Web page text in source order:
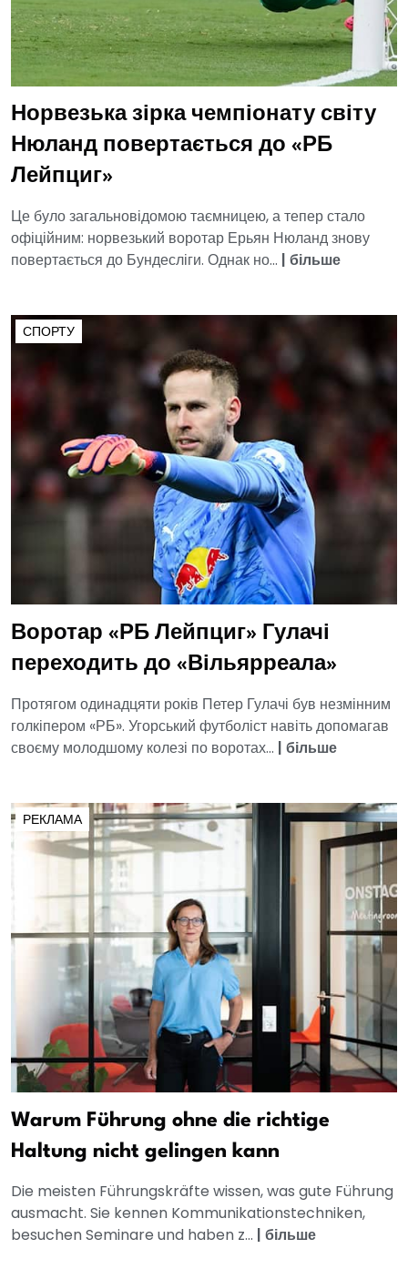
Норвезька зірка чемпіонату світу
Нюланд повертається до «РБ
Лейпциг»
Це було загальновідомою таємницею, а тепер стало
офіційним: норвезький воротар Ерьян Нюланд знову
повертається до Бундесліги. Однак но... | більше
СПОРТУ
Воротар «РБ Лейпциг» Гулачі
переходить до «Вільярреала»
Протягом одинадцяти років Петер Гулачі був незмінним
голкіпером «РБ». Угорський футболіст навіть допомагав
своєму молодшому колезі по воротах... | більше
РЕКЛАМА
Warum Führung ohne die richtige
Haltung nicht gelingen kann
Die meisten Führungskräfte wissen, was gute Führung
ausmacht. Sie kennen Kommunikationstechniken,
besuchen Seminare und haben z... | більше